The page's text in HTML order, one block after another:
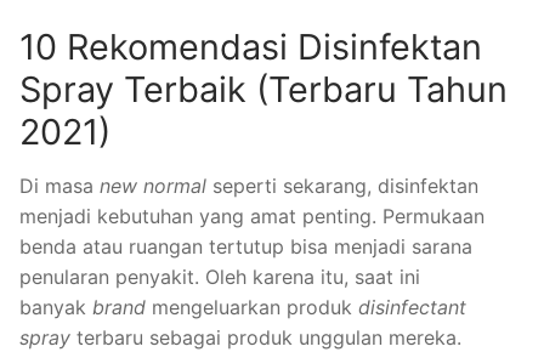
10 Rekomendasi Disinfektan
Spray Terbaik (Terbaru Tahun
2021)
Di masa new normal seperti sekarang, disinfektan
menjadi kebutuhan yang amat penting. Permukaan
benda atau ruangan tertutup bisa menjadi sarana
penularan penyakit. Oleh karena itu, saat ini
banyak brand mengeluarkan produk disinfectant
spray terbaru sebagai produk unggulan mereka.